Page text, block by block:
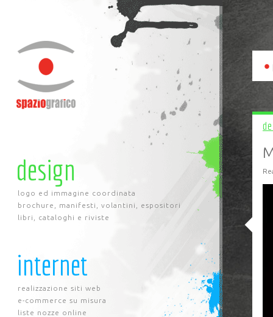
design
logo ed immagine coordinata
brochure, manifesti, volantini, espositori
libri, cataloghi e riviste
internet
realizzazione siti web
e-commerce su misura
liste nozze online